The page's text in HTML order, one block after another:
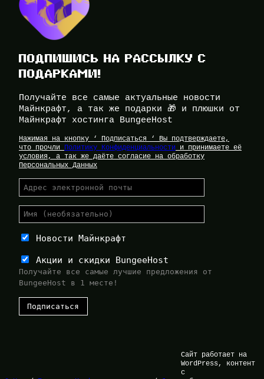
ПОДПИШИСЬ НА РАССЫЛКУ С
ПОДАРКАМИ!
Получайте все самые актуальные новости
Майнкрафт, а так же подарки 🎁 и плюшки от
Майнкрафт хостинга BungeeHost
Нажимая на кнопку ‘ Подписаться ‘ Вы подтверждаете,
что прочли Политику Конфиденциальности и принимаете её
условия, а так же даёте согласие на обработку
Персональных Данных
Новости Майнкрафт
Акции и скидки BungeeHost
Получайте все самые лучшие предложения от
BungeeHost в 1 месте!
Сайт работает на
WordPress, контент
с